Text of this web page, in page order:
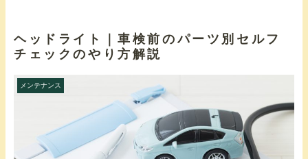
ヘッドライト｜車検前のパーツ別セルフ
チェックのやり方解説
メンテナンス